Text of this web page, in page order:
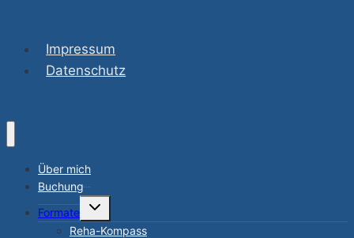
Impressum
Datenschutz
Über mich
Buchung
Formate
Untermenü
umschalten
Reha-Kompass